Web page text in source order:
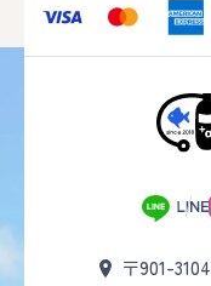
〒901-3104